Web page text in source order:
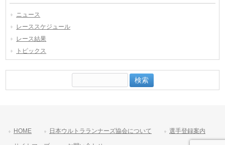
ニュース
レーススケジュール
レース結果
トピックス
索:
HOME 日本ウルトラランナーズ協会について 選手登録案内